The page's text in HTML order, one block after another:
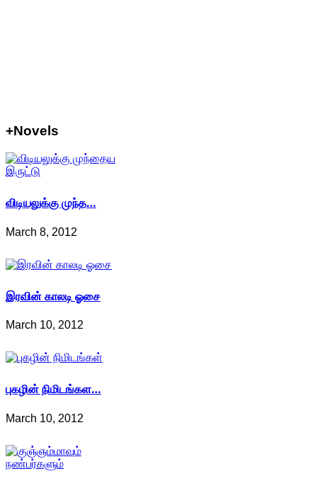
+Novels
விடியலுக்கு முந்த…
March 8, 2012
இரவின் காலடி ஓசை
March 10, 2012
புகழின் நிமிடங்கள…
March 10, 2012